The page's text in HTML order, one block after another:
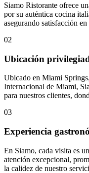
Siamo Ristorante ofrece
por su auténtica cocina
asegurando satisfacción
02
Ubicación
Ubicado en Miami
Internacional de Miami,
para nuestros clientes,
03
Experiencia
En Siamo, cada visita es
atención excepcional,
la calidez de nuestro